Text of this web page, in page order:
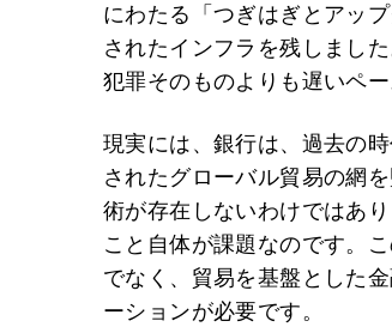
にわたる「つぎはぎとアッ
されたインフラを残しまし
犯罪そのものよりも遅いペー
現実には、銀行は、過去の
されたグローバル貿易の網
術が存在しないわけではあ
こと自体が課題なのです。
でなく、貿易を基盤とした
ーションが必要です。